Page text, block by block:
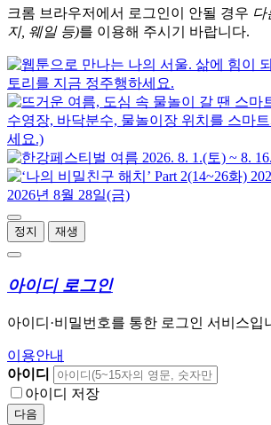
크롬 브라우저에서 로그인이 안될 경우 다
지, 웨일 등)를 이용해 주시기 바랍니다.
정지 재생
아이디 로그인
아이디·비밀번호를 통한 로그인 서비스입
이용안내
아이디
아이디 저장
다음